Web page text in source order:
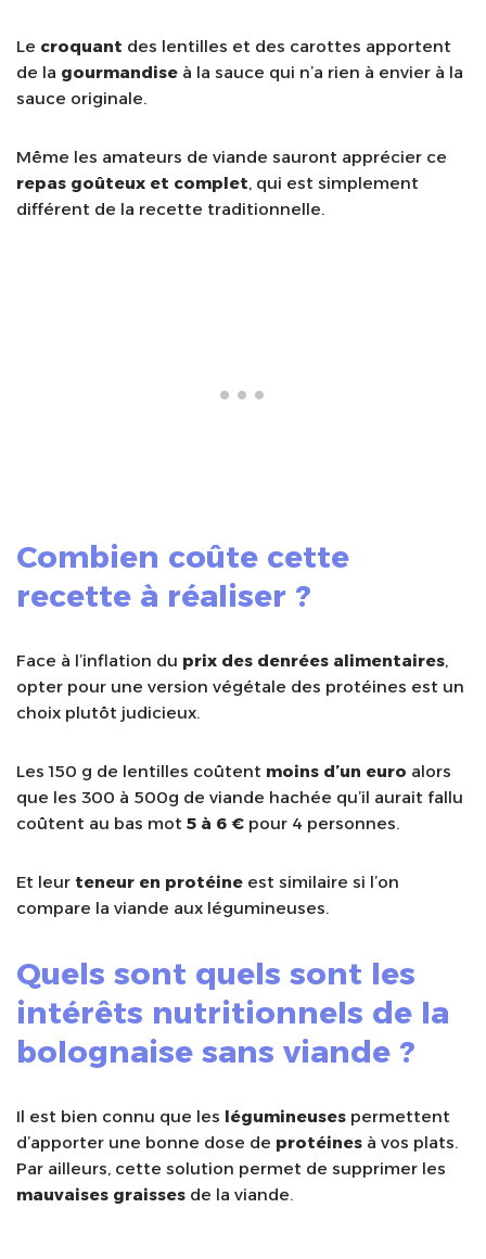
Le croquant des lentilles et des carottes apportent
de la gourmandise à la sauce qui n’a rien à envier à la
sauce originale.
Même les amateurs de viande sauront apprécier ce
repas goûteux et complet, qui est simplement
différent de la recette traditionnelle.
Combien coûte cette
recette à réaliser ?
Face à l’inflation du prix des denrées alimentaires,
opter pour une version végétale des protéines est un
choix plutôt judicieux.
Les 150 g de lentilles coûtent moins d’un euro alors
que les 300 à 500g de viande hachée qu’il aurait fallu
coûtent au bas mot 5 à 6 € pour 4 personnes.
Et leur teneur en protéine est similaire si l’on
compare la viande aux légumineuses.
Quels sont quels sont les
intérêts nutritionnels de la
bolognaise sans viande ?
Il est bien connu que les légumineuses permettent
d’apporter une bonne dose de protéines à vos plats.
Par ailleurs, cette solution permet de supprimer les
mauvaises graisses de la viande.